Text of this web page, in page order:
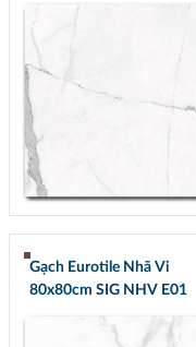
Gạch Eurotile Nhã Vi
80x80cm SIG NHV E01